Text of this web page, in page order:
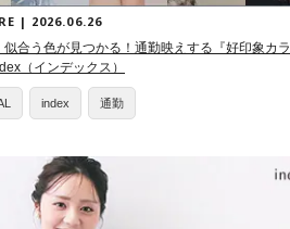
| 2026.06.26
似合う色が見つかる！通勤映えする『好印象カラ
（インデックス）
index 通勤